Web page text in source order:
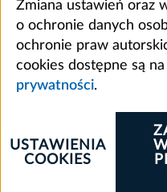
Zmiana ustawień oraz
o ochronie danych
ochronie praw
cookies dostępne są
prywatności.
USTAWIENIA
COOKIES